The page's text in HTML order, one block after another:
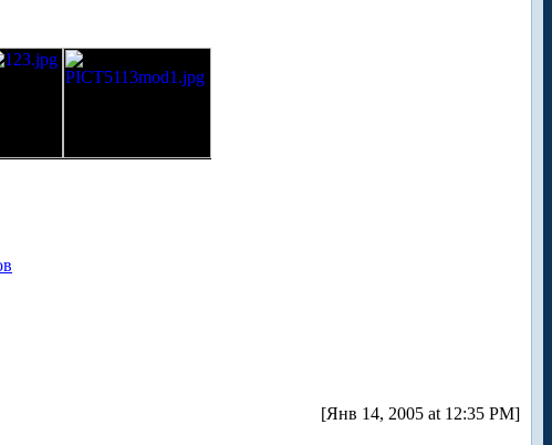
[Янв 14, 2005 at 12:35 PM]